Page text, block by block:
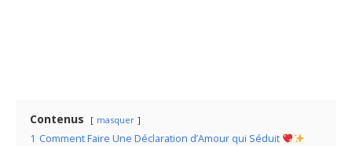
Contenus masquer
1 Comment Faire Une Déclaration d’Amour qui Séduit